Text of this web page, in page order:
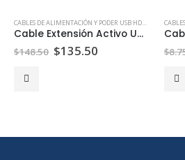
CABLES DE ALIMENTACIÓN Y PODER USB HDMI ETHERNET | PEPTEL
Cable Extensión Activo USB-C a USB-A 15 Metros
$148.50 $135.50 $